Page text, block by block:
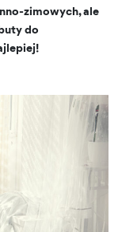
zimowych, ale
do